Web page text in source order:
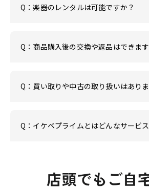
Q：楽器のレンタルは可能ですか？
Q：商品購入後の交換や返品はできま
Q：買い取りや中古の取り扱いはあり
Q：イケベプライムとはどんなサービ